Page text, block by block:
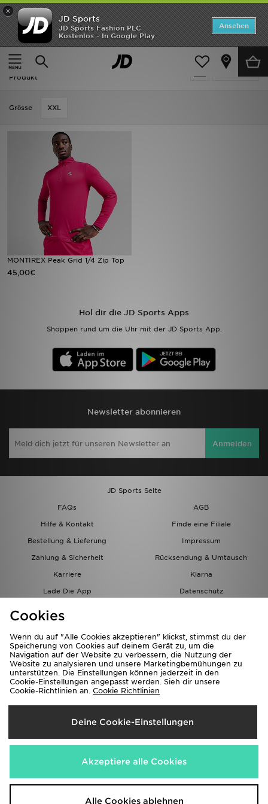
×
JD Sports
JD Sports Fashion PLC
Kostenlos - In Google Play
Ansehen
Startseite
Herren Herrenbekleidung Sweatshirts
verfeinern
Herren - MONTIREX Sweatshirts
Produkt
Grӧsse XXL
MONTIREX Peak Grid 1/4 Zip Top
45,00€
Hol dir die JD Sports Apps
Shoppen rund um die Uhr mit der JD Sports App.
Newsletter abonnieren
Anmelden
JD Sports Seite
FAQs
AGB
Hilfe & Kontakt
Finde eine Filiale
Bestellung & Lieferung
Impressum
Zahlung & Sicherheit
Rücksendung & Umtausch
Karriere
Klarna
Lade Die App
Datenschutz
Lieferung Nach
Österreich
Wir akzeptieren folgende Zahlungsmethoden
Corporate Website www.jdplc.com
Startseite
ANGEBOTE
Marken
Bestsellers
JD Exklusives
Geschenkkarte
Bestellverfolgung
Cookies
Wenn du auf "Alle Cookies akzeptieren" klickst, stimmst du der
Speicherung von Cookies auf deinem Gerät zu, um die
Navigation auf der Website zu verbessern, die Nutzung der
Website zu analysieren und unsere Marketingbemühungen zu
unterstützen. Die Einstellungen können jederzeit in den
Cookie-Einstellungen angepasst werden. Sieh dir unsere
Cookie-Richtlinien an. Cookie Richtlinien
Deine Cookie-Einstellungen
Akzeptiere alle Cookies
Alle Cookies ablehnen